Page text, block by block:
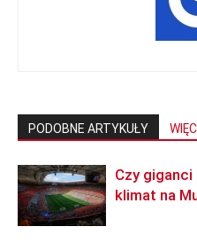
PODOBNE ARTYKUŁY
Czy
klimat na